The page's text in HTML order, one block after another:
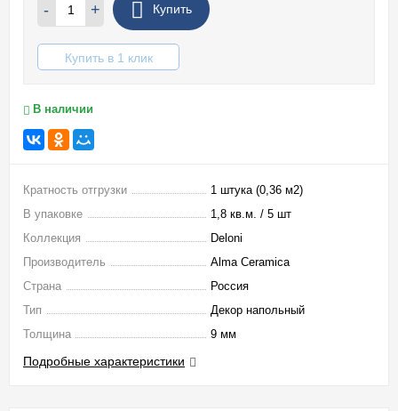
- + Купить
Купить в 1 клик
В наличии
Кратность отгрузки
1 штука (0,36 м2)
В упаковке
1,8 кв.м. / 5 шт
Коллекция
Deloni
Производитель
Alma Ceramica
Страна
Россия
Тип
Декор напольный
Толщина
9 мм
Подробные характеристики